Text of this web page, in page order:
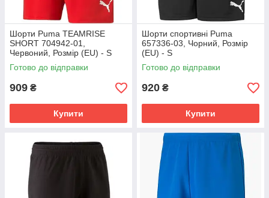
Шорти Puma TEAMRISE
SHORT 704942-01,
Червоний, Розмір (EU) - S
Готово до відправки
909 ₴
Купити
Шорти спортивні Puma
657336-03, Чорний, Розмір
(EU) - S
Готово до відправки
920 ₴
Купити